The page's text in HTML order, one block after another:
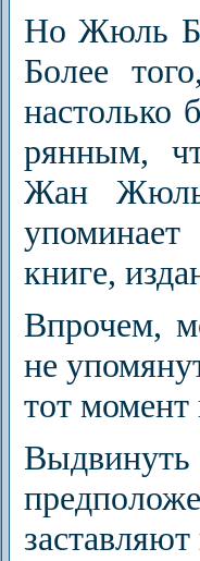
Но Жюль
Более
настолько
рянным,
Жан
книге,
Впрочем,
не
тот момент